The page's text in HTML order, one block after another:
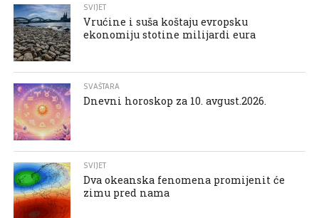
SVIJET
Vrućine i suša koštaju evropsku
ekonomiju stotine milijardi eura
SVAŠTARA
Dnevni horoskop za 10. avgust.2026.
SVIJET
Dva okeanska fenomena promijenit će
zimu pred nama